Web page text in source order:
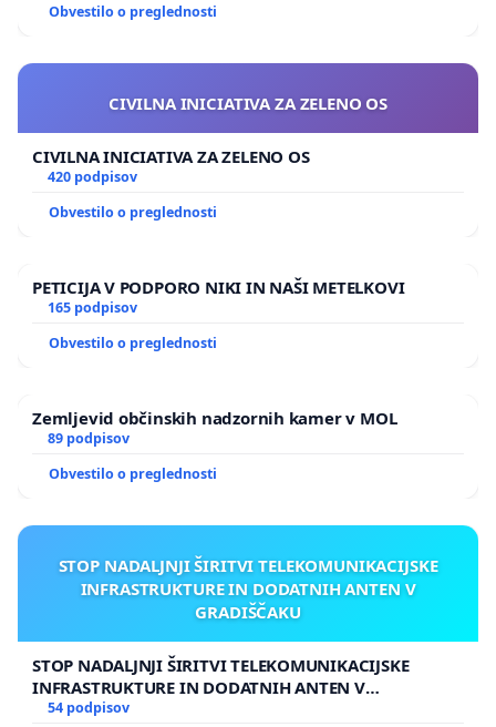
Obvestilo o preglednosti
CIVILNA INICIATIVA ZA ZELENO OS
CIVILNA INICIATIVA ZA ZELENO OS
420 podpisov
Obvestilo o preglednosti
PETICIJA V PODPORO NIKI IN NAŠI METELKOVI
165 podpisov
Obvestilo o preglednosti
Zemljevid občinskih nadzornih kamer v MOL
89 podpisov
Obvestilo o preglednosti
STOP NADALJNJI ŠIRITVI TELEKOMUNIKACIJSKE
INFRASTRUKTURE IN DODATNIH ANTEN V
GRADIŠČAKU
STOP NADALJNJI ŠIRITVI TELEKOMUNIKACIJSKE
INFRASTRUKTURE IN DODATNIH ANTEN V
GRADIŠČAKU
54 podpisov